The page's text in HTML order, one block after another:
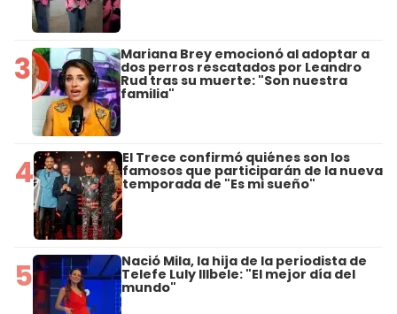
3 Mariana Brey emocionó al adoptar a
dos perros rescatados por Leandro
Rud tras su muerte: "Son nuestra
familia"
4 El Trece confirmó quiénes son los
famosos que participarán de la nueva
temporada de "Es mi sueño"
5 Nació Mila, la hija de la periodista de
Telefe Luly Illbele: "El mejor día del
mundo"